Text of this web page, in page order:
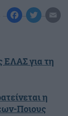
ΕΛΑΣ για τη
η
Ποιους